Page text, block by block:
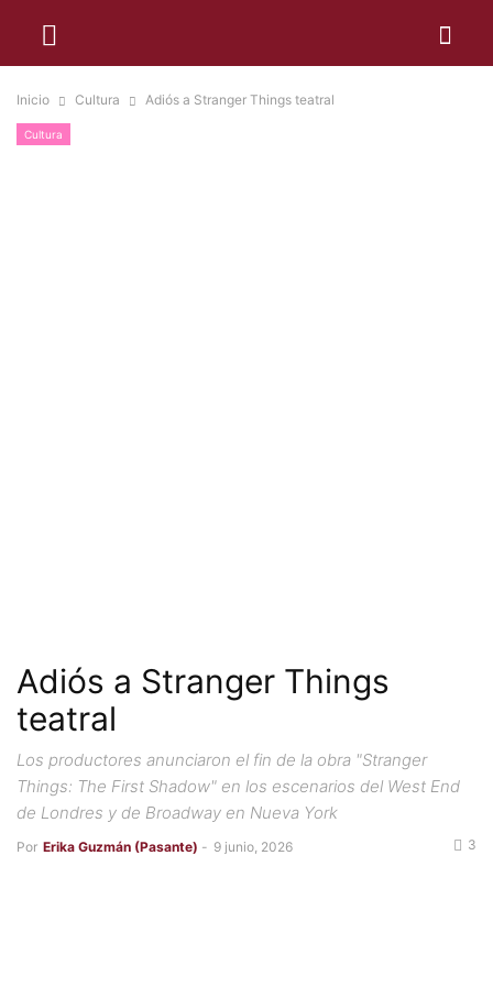
Inicio Cultura Adiós a Stranger Things teatral
Cultura
Adiós a Stranger Things
teatral
Los productores anunciaron el fin de la obra "Stranger
Things: The First Shadow" en los escenarios del West End
de Londres y de Broadway en Nueva York
Por Erika Guzmán (Pasante) - 9 junio, 2026 3